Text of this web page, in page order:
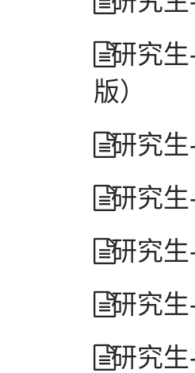
研究生
版）
研究生
研究生
研究生
研究生
研究生